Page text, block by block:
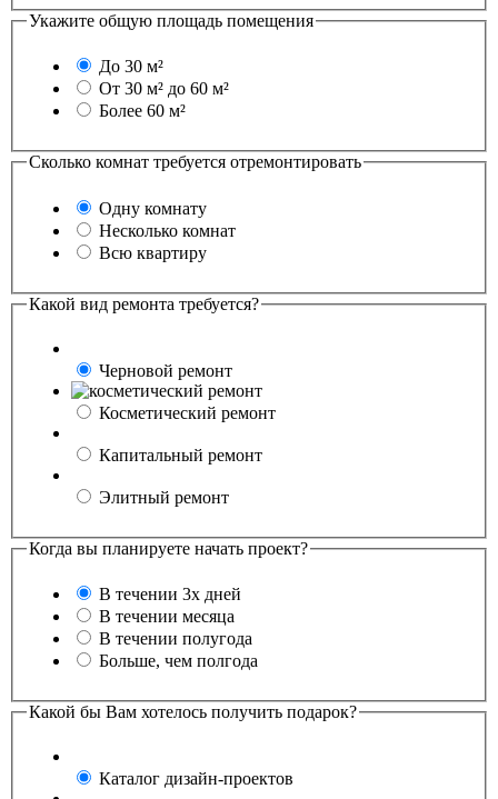
Укажите общую площадь помещения
До 30 м²
От 30 м² до 60 м²
Более 60 м²
Сколько комнат требуется отремонтировать
Одну комнату
Несколько комнат
Всю квартиру
Какой вид ремонта требуется?
Черновой ремонт
Косметический ремонт
Капитальный ремонт
Элитный ремонт
Когда вы планируете начать проект?
В течении 3х дней
В течении месяца
В течении полугода
Больше, чем полгода
Какой бы Вам хотелось получить подарок?
Каталог дизайн-проектов